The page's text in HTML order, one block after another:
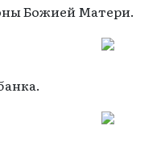
Божией Матери.